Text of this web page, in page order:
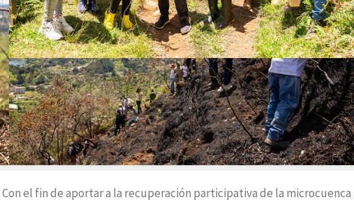
Con el fin de aportar a la recuperación participativa de la microcuenca